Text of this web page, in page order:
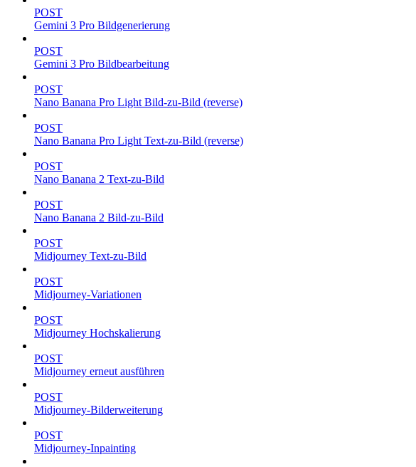
POST
Gemini 3 Pro Bildgenerierung
POST
Gemini 3 Pro Bildbearbeitung
POST
Nano Banana Pro Light Bild-zu-Bild (reverse)
POST
Nano Banana Pro Light Text-zu-Bild (reverse)
POST
Nano Banana 2 Text-zu-Bild
POST
Nano Banana 2 Bild-zu-Bild
POST
Midjourney Text-zu-Bild
POST
Midjourney-Variationen
POST
Midjourney Hochskalierung
POST
Midjourney erneut ausführen
POST
Midjourney-Bilderweiterung
POST
Midjourney-Inpainting